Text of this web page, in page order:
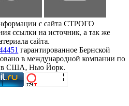
с сайта СТРОГО
ссылки на источник, а так же
сайта.
гарантированное Бернской
в международной компании по
в США, Нью Йорк.